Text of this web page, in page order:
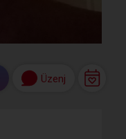
Üzenj